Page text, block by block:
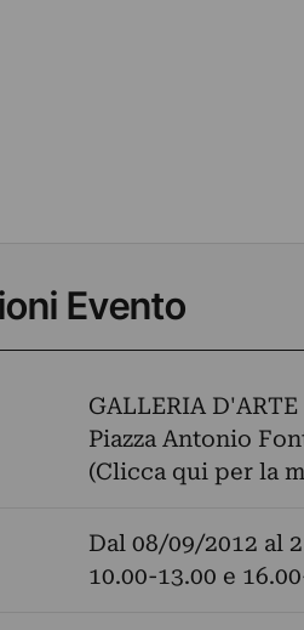
Evento
GALLERIA
Piazza Antonio
(Clicca qui per la
Dal 08/09/2012 al
10.00-13.00 e